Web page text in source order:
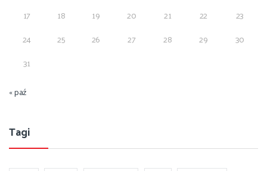
17
18 19 20 21 22
23
24
25 26 27 28 29
30
31
« paź
Tagi